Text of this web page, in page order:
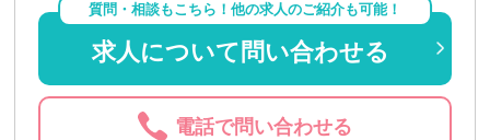
質問・相談もこちら！他の求人のご紹介も可能！
求人について問い合わせる
電話で問い合わせる